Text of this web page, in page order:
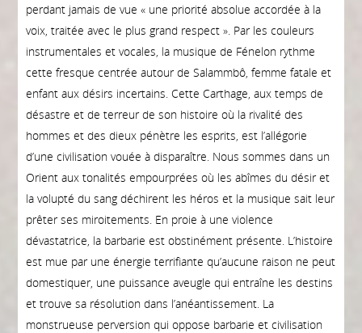
perdant jamais de vue « une priorité absolue accordée à la
voix, traitée avec le plus grand respect ». Par les couleurs
instrumentales et vocales, la musique de Fénelon rythme
cette fresque centrée autour de Salammbô, femme fatale et
enfant aux désirs incertains. Cette Carthage, aux temps de
désastre et de terreur de son histoire où la rivalité des
hommes et des dieux pénètre les esprits, est l’allégorie
d’une civilisation vouée à disparaître. Nous sommes dans un
Orient aux tonalités empourprées où les abîmes du désir et
la volupté du sang déchirent les héros et la musique sait leur
prêter ses miroitements. En proie à une violence
dévastatrice, la barbarie est obstinément présente. L’histoire
est mue par une énergie terrifiante qu’aucune raison ne peut
domestiquer, une puissance aveugle qui entraîne les destins
et trouve sa résolution dans l’anéantissement. La
monstrueuse perversion qui oppose barbarie et civilisation